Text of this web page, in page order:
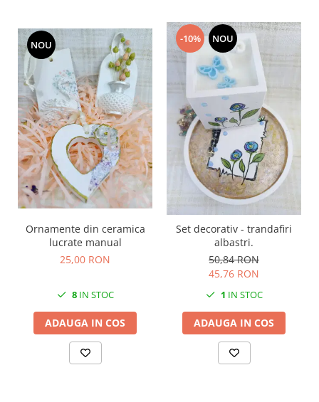
NOU
Ornamente din ceramica
lucrate manual
25,00 RON
8IN STOC
ADAUGA IN COS
-10% NOU
Set decorativ - trandafiri
albastri.
50,84 RON
45,76 RON
1 IN STOC
ADAUGA IN COS